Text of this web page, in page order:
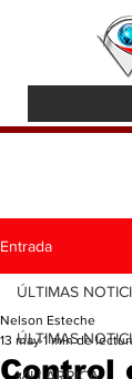
Entrada
ÚLTIMAS
ÚLTIMAS
Control
Nelson Esteche
13 may 1 min de